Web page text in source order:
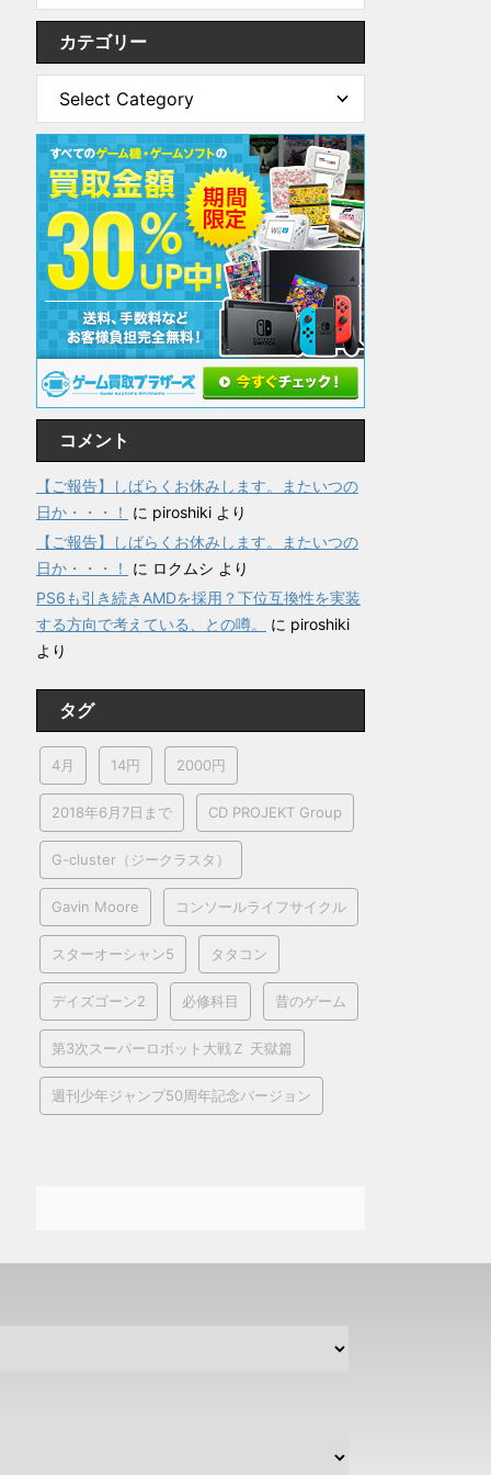
カテゴリー
コメント
【ご報告】しばらくお休みします。またいつの
日か・・・！
に piroshiki より
【ご報告】しばらくお休みします。またいつの
日か・・・！
に ロクムシ より
PS6も引き続きAMDを採用？下位互換性を実装
する方向で考えている、との噂。
に piroshiki
より
タグ
4月 14円 2000円
2018年6月7日まで CD PROJEKT Group
G-cluster（ジークラスタ）
Gavin Moore コンソールライフサイクル
スターオーシャン5 タタコン
デイズゴーン2 必修科目 昔のゲーム
第3次スーパーロボット大戦Ｚ 天獄篇
週刊少年ジャンプ50周年記念バージョン